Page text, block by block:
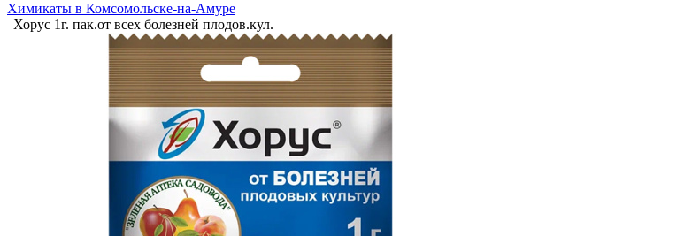
Химикаты в Комсомольске-на-Амуре
Хорус 1г. пак.от всех болезней плодов.кул.